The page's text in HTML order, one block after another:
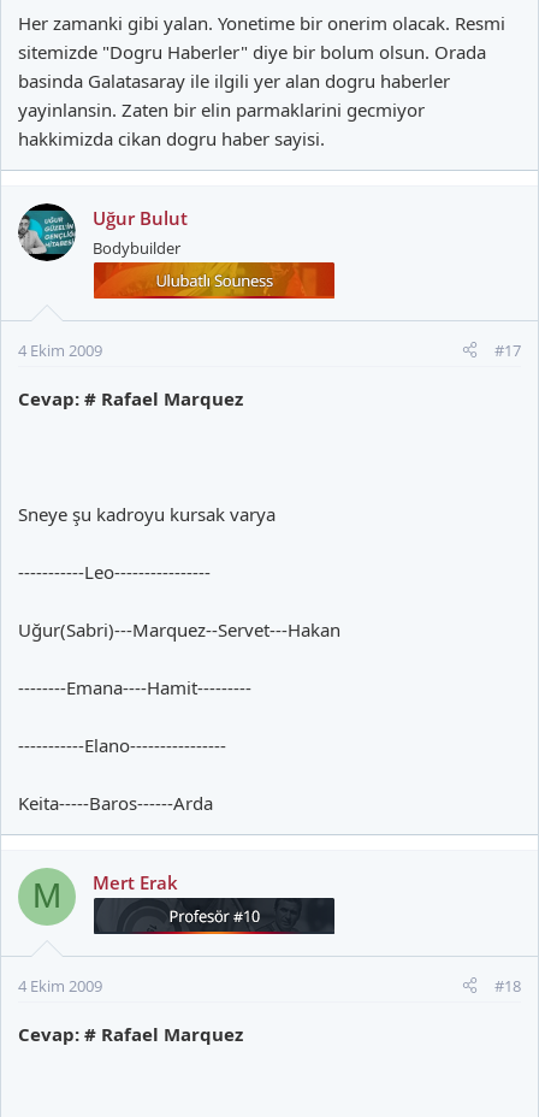
Her zamanki gibi yalan. Yonetime bir onerim olacak. Resmi
sitemizde "Dogru Haberler" diye bir bolum olsun. Orada
basinda Galatasaray ile ilgili yer alan dogru haberler
yayinlansin. Zaten bir elin parmaklarini gecmiyor
hakkimizda cikan dogru haber sayisi.
Uğur Bulut
Bodybuilder
4 Ekim 2009 #17
Cevap: # Rafael Marquez
Sneye şu kadroyu kursak varya
-----------Leo----------------
Uğur(Sabri)---Marquez--Servet---Hakan
--------Emana----Hamit---------
-----------Elano----------------
Keita-----Baros------Arda
M Mert Erak
4 Ekim 2009 #18
Cevap: # Rafael Marquez